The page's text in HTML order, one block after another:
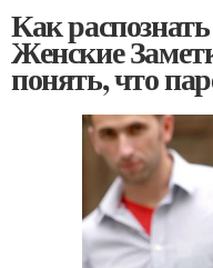
Как
Женские
понять, что